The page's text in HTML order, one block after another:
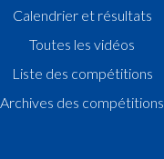
Calendrier et résultats
Toutes les vidéos
Liste des compétitions
Archives des compétitions